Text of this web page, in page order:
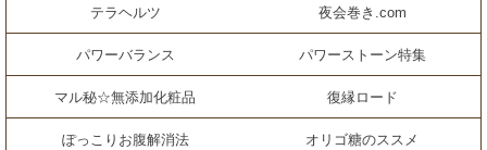
テラヘルツ 夜会巻き.com
パワーバランス パワーストーン特集
マル秘☆無添加化粧品 復縁ロード
ぽっこりお腹解消法 オリゴ糖のススメ